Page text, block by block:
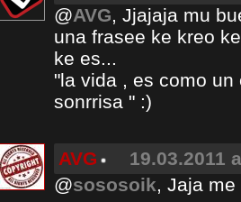
@AVG, Jjajaja mu
una frasee ke kreo
ke es...
"la vida , es como
sonrrisa " :)
AVG
19.03.2011
@sososoik, Jaja